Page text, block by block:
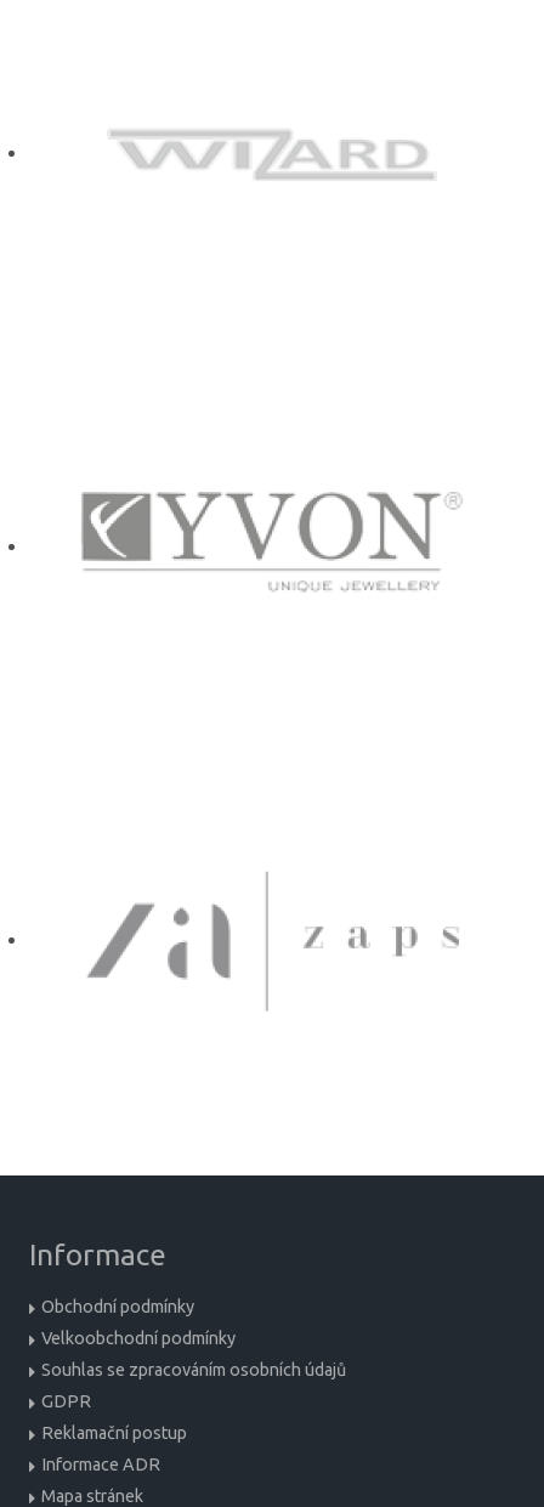
Informace
Obchodní podmínky
Velkoobchodní podmínky
Souhlas se zpracováním osobních údajů
GDPR
Reklamační postup
Informace ADR
Mapa stránek